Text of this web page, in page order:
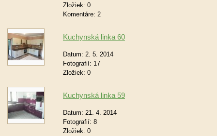
Zložiek: 0
Komentáre: 2
Kuchynská linka 60
Datum: 2. 5. 2014
Fotografií: 17
Zložiek: 0
Kuchynská linka 59
Datum: 21. 4. 2014
Fotografií: 8
Zložiek: 0